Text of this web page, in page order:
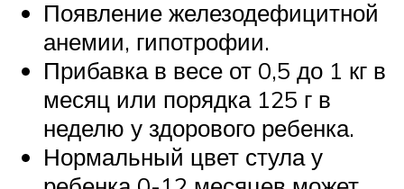
Появление железодефицитной
анемии, гипотрофии.
Прибавка в весе от 0,5 до 1 кг в
месяц или порядка 125 г в
неделю у здорового ребенка.
Нормальный цвет стула у